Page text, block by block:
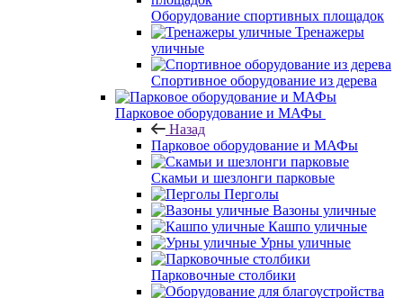
Оборудование спортивных площадок
Тренажеры
уличные
Спортивное оборудование из дерева
Парковое оборудование и МАФы
Назад
Парковое оборудование и МАФы
Скамьи и шезлонги парковые
Перголы
Вазоны уличные
Кашпо уличные
Урны уличные
Парковочные столбики